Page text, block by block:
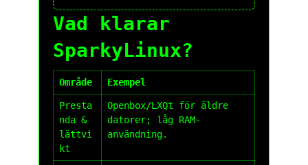
Vad klarar
SparkyLinux?
Område Exempel
Presta
nda &
lättvi
kt
Openbox/LXQt för äldre
datorer; låg RAM-
användning.